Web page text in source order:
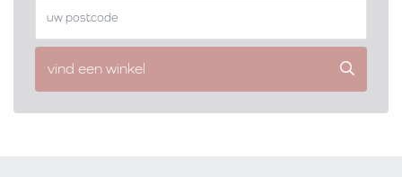
vind een winkel